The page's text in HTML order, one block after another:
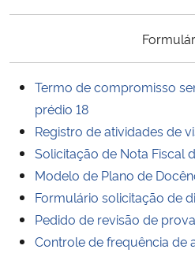
Termo de compromisso
prédio 18
Registro de atividades de
Solicitação de Nota Fiscal
Modelo de Plano de
Formulário solicitação de
Pedido de revisão de prova
Controle de frequência de